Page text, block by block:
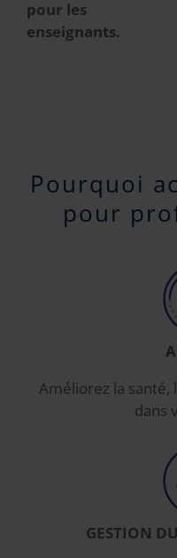
pour les
enseignants.
Pourquoi
pour
Améliorez la
dans
GESTION